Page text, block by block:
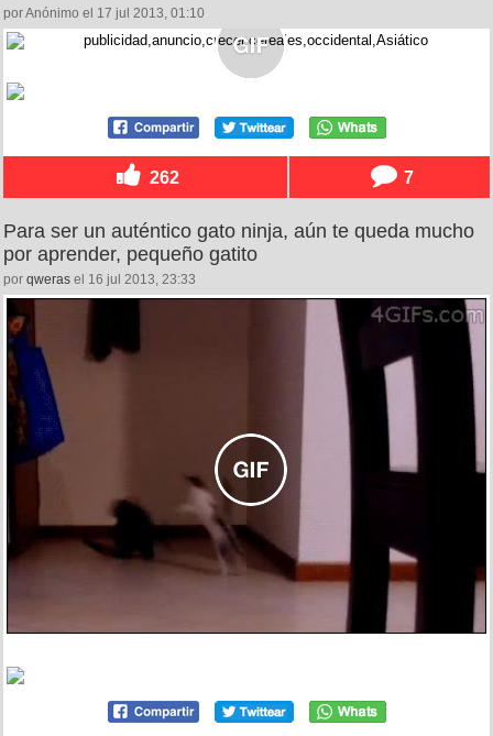
por Anónimo el 17 jul 2013, 01:10
262 7
Para ser un auténtico gato ninja, aún te queda mucho
por aprender, pequeño gatito
por qweras el 16 jul 2013, 23:33